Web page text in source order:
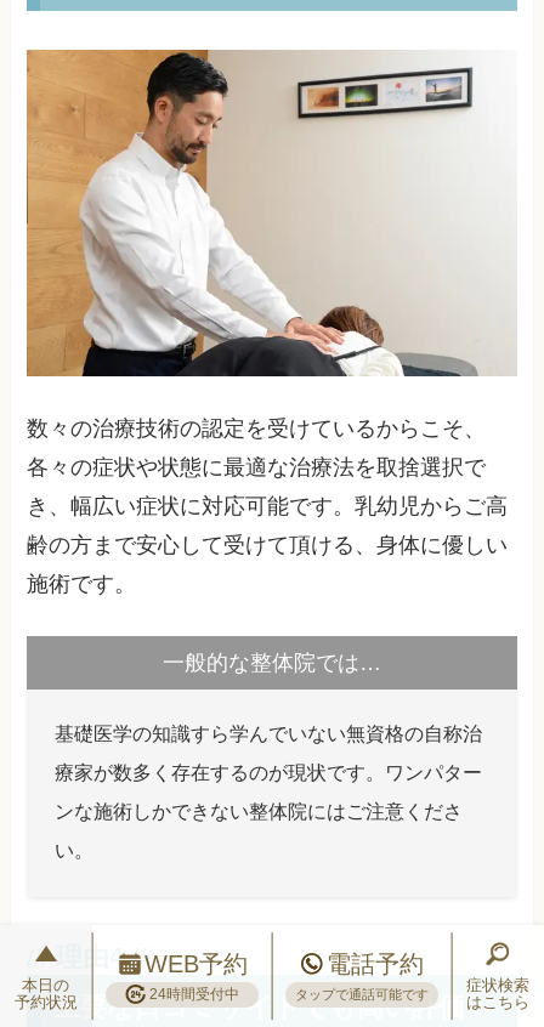
数々の治療技術の認定を受けているからこそ、
各々の症状や状態に最適な治療法を取捨選択で
き、幅広い症状に対応可能です。乳幼児からご高
齢の方まで安心して受けて頂ける、身体に優しい
施術です。
一般的な整体院では…
基礎医学の知識すら学んでいない無資格の自称治
療家が数多く存在するのが現状です。ワンパター
ンな施術しかできない整体院にはご注意くださ
い。
主要な口コミサイトでも高い評価
本日の
予約状況
WEB予約
24時間受付中
電話予約
タップで通話可能です
症状検索
はこちら